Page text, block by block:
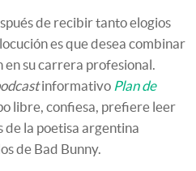
de recibir tanto elogios
es que desea combinar
en su carrera profesional.
informativo Plan de
libre, confiesa, prefiere leer
la poetisa argentina
de Bad Bunny.